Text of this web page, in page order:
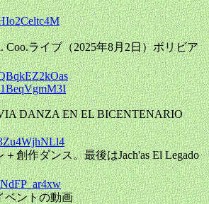
Coo.ライブ（2025年8月2日）ボリビア
DANZA EN EL BICENTENARIO
創作ダンス。最後はJach'as El Legado
ベントの動画